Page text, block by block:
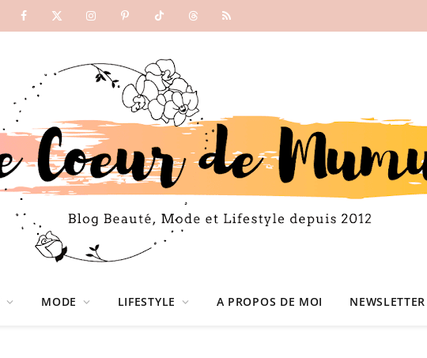
Facebook
X
InstagramPinterestTikTokThreadsRSS
MODE LIFESTYLE A PROPOS DE MOI NEWSLETTER